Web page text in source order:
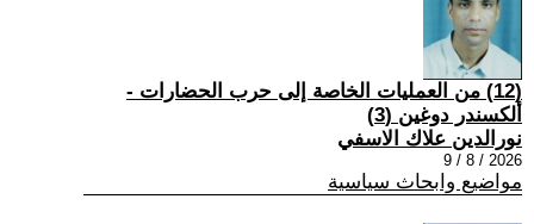
(12) من العمليات الخاصة إلى حرب الحضارات -
ألكسندر دوغين (3)
نورالدين علاك الاسفي
2026 / 8 / 9
مواضيع وابحاث سياسية